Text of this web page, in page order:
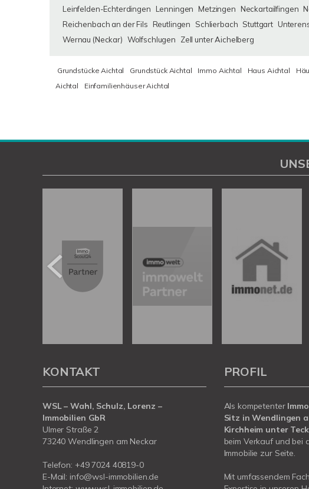
Leinfelden-Echterdingen
Lenningen Metzingen Neckartailfingen
Reichenbach an der Fils
Reutlingen Schlierbach Stuttgart
Wernau (Neckar) Wolfschlugen Zell unter Aichelberg
Grundstücke Aichtal Grundstück Aichtal Immo Aichtal Haus Aichtal
Aichtal
Einfamilienhäuser Aichtal
KONTAKT
WSL – Wahl, Schulz, Lorenz –
Immobilien GbR
Ulmer Straße 2
73240 Wendlingen am Neckar
Telefon: +49 7024 40819-0
E-Mail: info@wsl-immobilien.de
PROFIL
Als kompetenter
Sitz in Wendlingen
Kirchheim unter Teck
beim Verkauf und bei
Immobilie zur Seite.
Mit umfassendem